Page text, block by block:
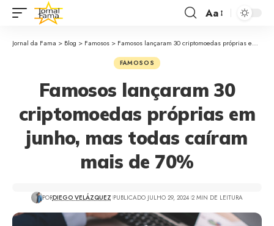
Aa
Jornal da Fama > Blog > Famosos > Famosos lançaram 30 criptomoedas próprias em junho, mas todas caíram mais de 70%
FAMOSOS
Famosos lançaram 30
criptomoedas próprias em
junho, mas todas caíram
mais de 70%
PORDIEGO VELÁZQUEZ PUBLICADO JULHO 29, 2024 2 MIN DE LEITURA